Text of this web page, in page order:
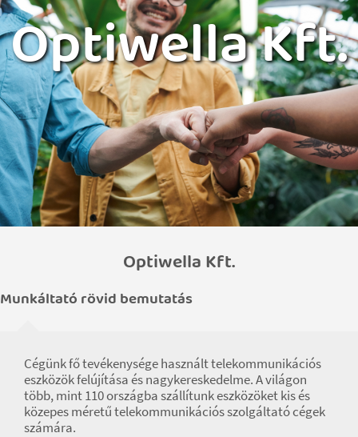
Optiwella Kft.
Optiwella Kft.
Munkáltató rövid bemutatás
Cégünk fő tevékenysége használt telekommunikációs
eszközök felújítása és nagykereskedelme. A világon
több, mint 110 országba szállítunk eszközöket kis és
közepes méretű telekommunikációs szolgáltató cégek
számára.